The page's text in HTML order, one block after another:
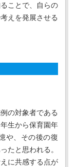
ことで、自らの
えを発展させる
の対象者である
生から保育園年
や、その後の復
たと思われる。
に共感する点が